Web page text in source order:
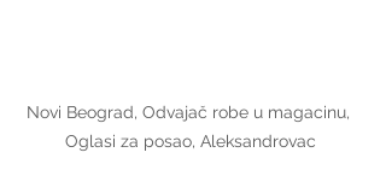
Novi Beograd, Odvajač robe u magacinu,
Oglasi za posao, Aleksandrovac